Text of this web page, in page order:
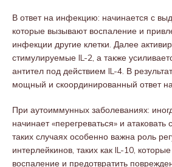
В ответ на инфекцию: начинается с
которые вызывают воспаление и
инфекции другие клетки. Далее
стимулируемые IL-2, а также
антител под действием IL-4. В
мощный и скоординированный ответ
При аутоиммунных заболеваниях:
начинает «перегреваться» и
таких случаях особенно важна роль
интерлейкинов, таких как IL-10,
воспаление и предотвратить